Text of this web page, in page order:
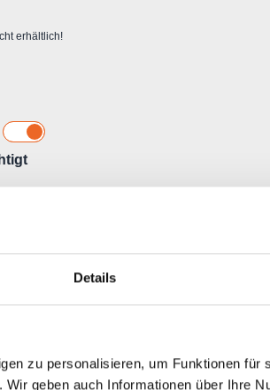
Details
zu personalisieren, um Funktionen für
geben auch Informationen über Ihre